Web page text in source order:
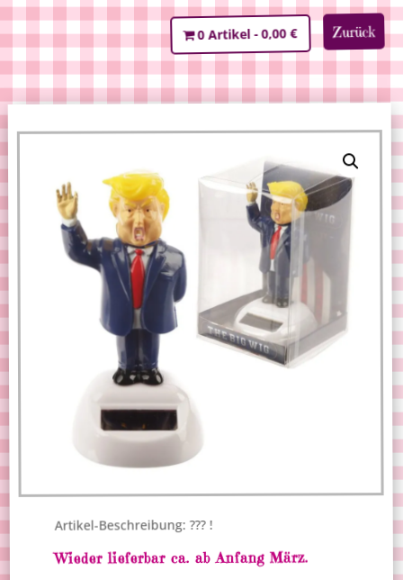
Zurück
0 Artikel 0,00 €
Artikel-Beschreibung: ??? !
Wieder lieferbar ca. ab Anfang März.